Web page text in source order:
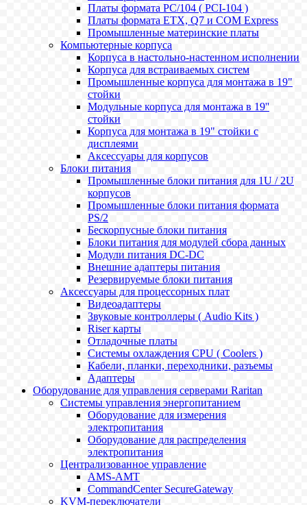
Платы формата PC/104 ( PCI-104 )
Платы формата ETX, Q7 и COM Express
Промышленные материнские платы
Компьютерные корпуса
Корпуса в настольно-настенном исполнении
Корпуса для встраиваемых систем
Промышленные корпуса для монтажа в 19"
стойки
Модульные корпуса для монтажа в 19''
стойки
Корпуса для монтажа в 19" стойки с
дисплеями
Аксессуары для корпусов
Блоки питания
Промышленные блоки питания для 1U / 2U
корпусов
Промышленные блоки питания формата
PS/2
Бескорпусные блоки питания
Блоки питания для модулей сбора данных
Модули питания DC-DC
Внешние адаптеры питания
Резервируемые блоки питания
Аксессуары для процессорных плат
Видеоадаптеры
Звуковые контроллеры ( Audio Kits )
Riser карты
Отладочные платы
Системы охлаждения CPU ( Coolers )
Кабели, планки, переходники, разъемы
Адаптеры
Оборудование для управления серверами Raritan
Системы управления энергопитанием
Оборудование для измерения
электропитания
Оборудование для распределения
электропитания
Централизованное управление
AMS-AMT
CommandCenter SecureGateway
KVM-переключатели